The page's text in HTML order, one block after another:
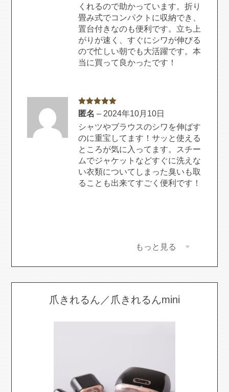
くれるので助かっています。折り
畳み式でコンパクトに収納でき、
置台付きなのも便利です。立ち上
がりが速く、すぐにシワが伸びる
ので忙しい朝でも大活躍です。本
当に買って良かったです！
5段階中 5の
評価
匿名– 2024年10月10日
シャツやブラウスのシワを伸ばす
のに重宝してます！サッと使える
ところが気に入ってます。スチー
ムでジャケットなどすぐに洗えな
い衣類についてしまった臭いも取
ることも出来てすごく便利です！
もっと見る
爪きれるん／爪きれるんmini